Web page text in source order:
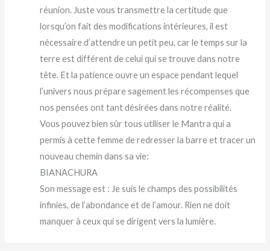
réunion. Juste vous transmettre la certitude que
lorsqu’on fait des modifications intérieures, il est
nécessaire d’attendre un petit peu, car le temps sur la
terre est différent de celui qui se trouve dans notre
tête. Et la patience ouvre un espace pendant lequel
l’univers nous prépare sagement les récompenses que
nos pensées ont tant désirées dans notre réalité.
Vous pouvez bien sûr tous utiliser le Mantra qui a
permis à cette femme de redresser la barre et tracer un
nouveau chemin dans sa vie:
BIANACHURA
Son message est : Je suis le champs des possibilités
infinies, de l’abondance et de l’amour. Rien ne doit
manquer à ceux qui se dirigent vers la lumière.